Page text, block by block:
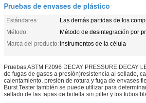
Pruebas de envases de plástico
Estándares:
Las demás partidas de los
Método:
Método de desintegración por
Marca del producto: Instrumentos de la célula
Pruebas ASTM F2096 DECAY PRESSURE DECAY
de fugas de gases a presión)resistencia al sellado,
calentamiento, presión de rotura y fuga de envases
Burst Tester también se puede utilizar para
sellado de las tapas de botella sin pilfer y los tubos